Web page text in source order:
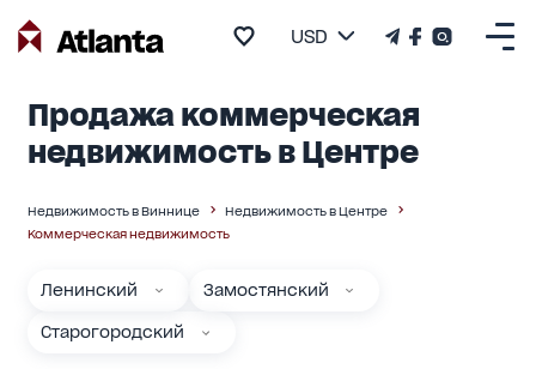
USD
Продажа коммерческая
недвижимость в Центре
Недвижимость в Виннице
Недвижимость в Центре
Коммерческая недвижимость
Ленинский Замостянский
Старогородский